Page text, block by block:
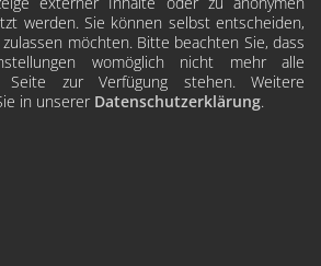
werden. Sie können selbst entscheiden,
möchten. Bitte beachten Sie, dass
womöglich nicht mehr alle
Seite zur Verfügung stehen. Weitere
in unserer Datenschutzerklärung.